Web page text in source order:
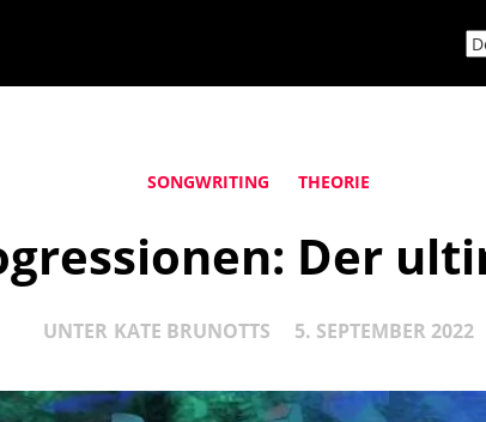
SONGWRITING THEORIE
Der
UNTER KATE BRUNOTTS 5. SEPTEMBER 2022